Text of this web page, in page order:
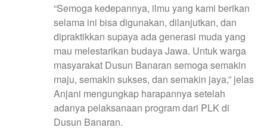
“Semoga kedepannya, ilmu yang kami berikan
selama ini bisa digunakan, dilanjutkan, dan
dipraktikkan supaya ada generasi muda yang
mau melestarikan budaya Jawa. Untuk warga
masyarakat Dusun Banaran semoga semakin
maju, semakin sukses, dan semakin jaya,” jelas
Anjani mengungkap harapannya setelah
adanya pelaksanaan program dari PLK di
Dusun Banaran.